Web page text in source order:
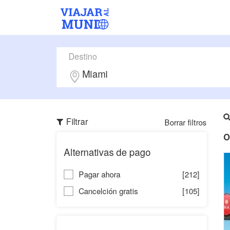
Destino
Filtrar Borrar filtros
Alternativas de pago
Pagar ahora
[212]
Cancelción gratis
[105]